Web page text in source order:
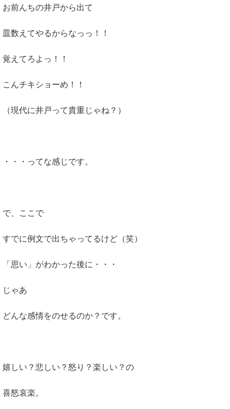
お前んちの井戸から出て
皿数えてやるからなっっ！！
覚えてろよっ！！
こんチキショーめ！！
（現代に井戸って貴重じゃね？）
・・・ってな感じです。
で、ここで
すでに例文で出ちゃってるけど（笑）
「思い」がわかった後に・・・
じゃあ
どんな感情をのせるのか？です。
嬉しい？悲しい？怒り？楽しい？の
喜怒哀楽。